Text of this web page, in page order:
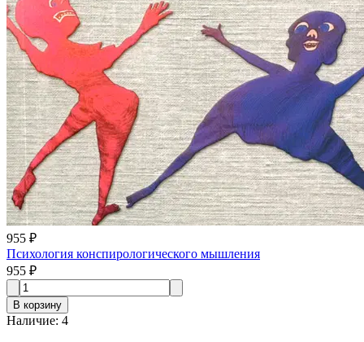
955 ₽
Психология конспирологического мышления
955 ₽
В корзину
Наличие: 4